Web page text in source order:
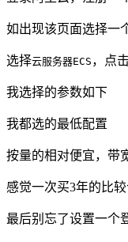
如出现该页面选择一
选择云服务器ECS ，点
我选择的参数如下
我都选的最低配置
按量的相对便宜，带
感觉一次买3年的比
最后别忘了设置一个